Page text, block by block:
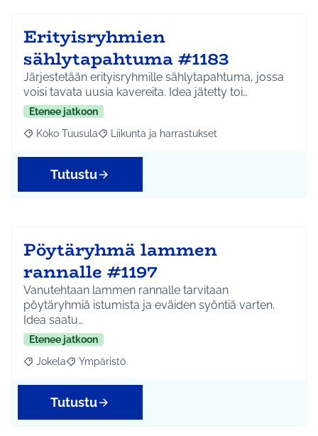
Erityisryhmien
sählytapahtuma #1183
Järjestetään erityisryhmille sählytapahtuma, jossa
voisi tavata uusia kavereita. Idea jätetty toi…
Etenee jatkoon
Rajaa tulokset aihepiirin mukaan: Koko Tuusula
Koko Tuusula Rajaa tulokset teeman mukaan: Liikunta ja
Liikunta ja harrastukset
Tutustu
Pöytäryhmä lammen
rannalle #1197
Vanutehtaan lammen rannalle tarvitaan
pöytäryhmiä istumista ja eväiden syöntiä varten.
Idea saatu…
Etenee jatkoon
Rajaa tulokset aihepiirin mukaan: Jokela
Jokela Rajaa tulokset teeman mukaan: Ympäristö
Ympäristö
Tutustu